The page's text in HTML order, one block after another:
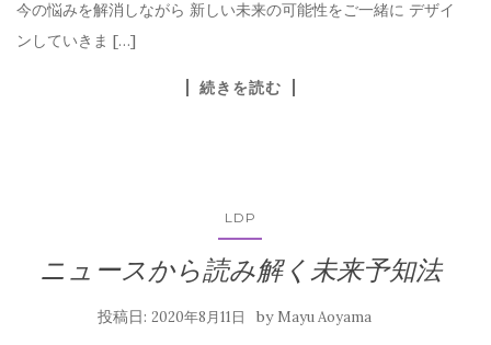
今の悩みを解消しながら 新しい未来の可能性をご一緒に デザイ
ンしていきま […]
続きを読む
LDP
ニュースから読み解く未来予知法
投稿日: 2020年8月11日 by Mayu Aoyama